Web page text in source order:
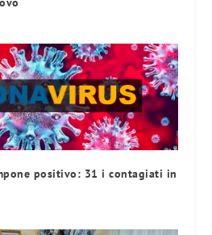
positivo: 31 i contagiati in